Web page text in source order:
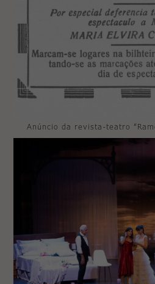
Anúncio da revista-teatro